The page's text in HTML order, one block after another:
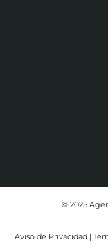
© 2025
Aviso de Privacidad |